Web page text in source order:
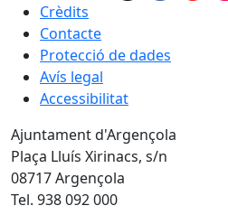
Crèdits
Contacte
Protecció de dades
Avís legal
Accessibilitat
Ajuntament d'Argençola
Plaça Lluís Xirinacs, s/n
08717 Argençola
Tel. 938 092 000